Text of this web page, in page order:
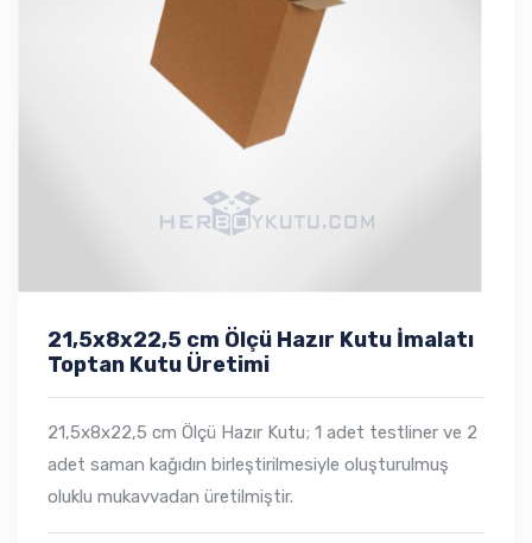
21,5x8x22,5 cm Ölçü Hazır Kutu İmalatı
Toptan Kutu Üretimi
21,5x8x22,5 cm Ölçü Hazır Kutu; 1 adet testliner ve 2
adet saman kağıdın birleştirilmesiyle oluşturulmuş
oluklu mukavvadan üretilmiştir.